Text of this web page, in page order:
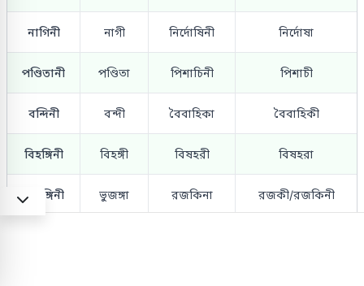
নাগিনী নাগী নির্দোষিনী নির্দোষা
পণ্ডিতানী পণ্ডিতা পিশাচিনী পিশাচী
বন্দিনী বন্দী বৈবাহিকা বৈবাহিকী
বিহঙ্গিনী বিহঙ্গী বিষহরী বিষহরা
ভুজঙ্গিনী ভুজঙ্গা রজকিনা রজকী/রজকিনী